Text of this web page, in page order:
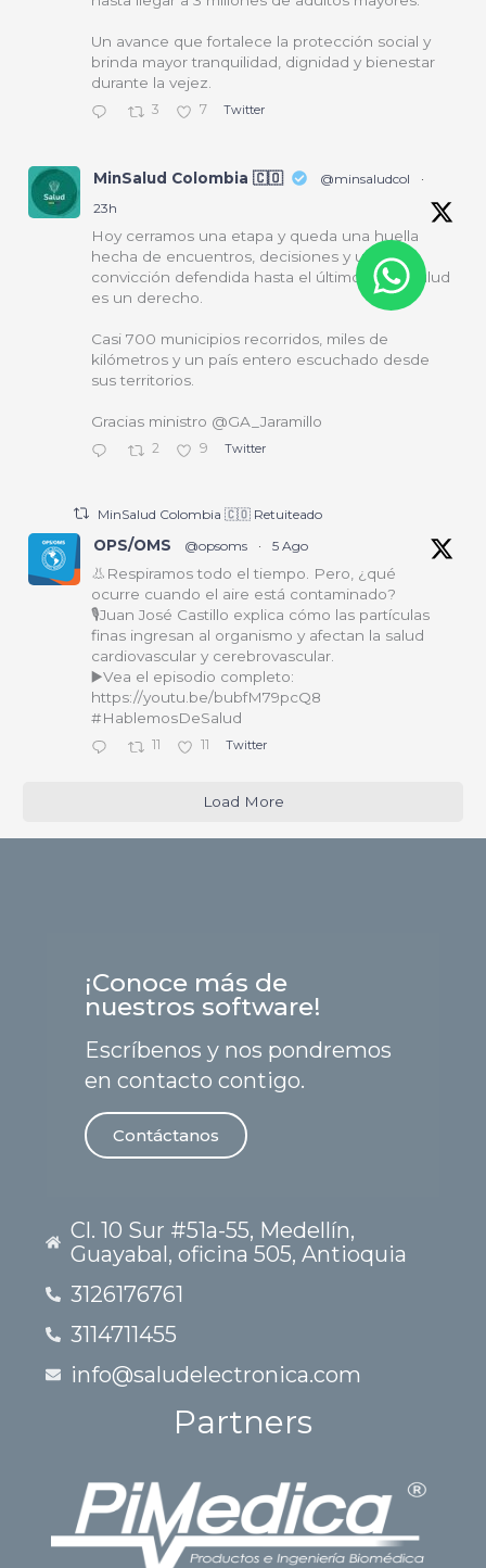
Un avance que fortalece la protección social y
brinda mayor tranquilidad, dignidad y bienestar
durante la vejez.
3 7 Twitter
MinSalud Colombia 🇨🇴 @minsaludcol
·
23h
Hoy cerramos una etapa y queda una huella
hecha de encuentros, decisiones y una
convicción defendida hasta el último día: la salud
es un derecho.
Casi 700 municipios recorridos, miles de
kilómetros y un país entero escuchado desde
sus territorios.
Gracias ministro @GA_Jaramillo
2 9 Twitter
MinSalud Colombia 🇨🇴 Retuiteado
OPS/OMS @opsoms · 5 Ago
👃Respiramos todo el tiempo. Pero, ¿qué
ocurre cuando el aire está contaminado?
🎙️Juan José Castillo explica cómo las partículas
finas ingresan al organismo y afectan la salud
cardiovascular y cerebrovascular.
▶️Vea el episodio completo:
https://youtu.be/bubfM79pcQ8
#HablemosDeSalud
11 11 Twitter
Load More
¡Conoce más de
nuestros software!
Escríbenos y nos pondremos
en contacto contigo.
Contáctanos
Cl. 10 Sur #51a-55, Medellín,
Guayabal, oficina 505, Antioquia
3126176761
3114711455
info@saludelectronica.com
Partners